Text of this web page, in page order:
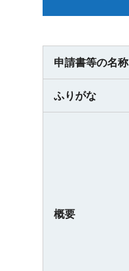
申請書等の名称
ふりがな
概要